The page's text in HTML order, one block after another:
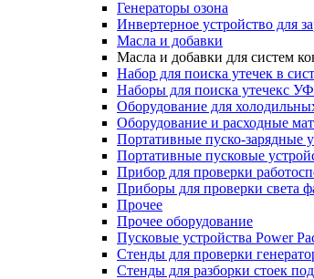
Генераторы озона
Инвертерное устройство для
Масла и добавки
Масла и добавки для систем
Набор для поиска утечек в
Наборы для поиска утечекс
Оборудование для
Оборудование и расходные
Портативные пуско-зарядные
Портативные пусковые
Прибор для проверки
Приборы для проверки света
Прочее
Прочее оборудование
Пусковые устройства Power
Стенды для проверки
Стенды для разборки стоек